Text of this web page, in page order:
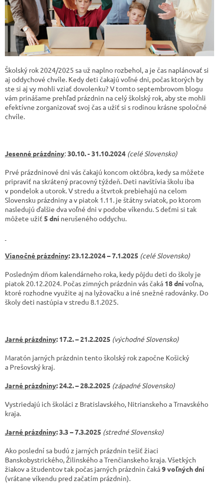
Školský rok 2024/2025 sa už naplno rozbehol, a je čas naplánovať si
aj oddychové chvíle. Kedy deti čakajú voľné dni, počas ktorých by
ste si aj vy mohli vziať dovolenku? V tomto septembrovom blogu
vám prinášame prehľad prázdnin na celý školský rok, aby ste mohli
efektívne zorganizovať svoj čas a užiť si s rodinou krásne spoločné
chvíle.
Jesenné prázdniny:30.10. - 31.10.2024 (celé Slovensko)
Prvé prázdninové dni vás čakajú koncom októbra, kedy sa môžete
pripraviť na skrátený pracovný týždeň. Deti navštívia školu iba
v pondelok a utorok. V stredu a štvrtok prebiehajú na celom
Slovensku prázdniny a v piatok 1.11. je štátny sviatok, po ktorom
nasledujú ďalšie dva voľné dni v podobe víkendu. S deťmi si tak
môžete užiť 5 dní nerušeného oddychu.
Vianočné prázdniny: 23.12.2024 – 7.1.2025 (celé Slovensko)
Posledným dňom kalendárneho roka, kedy pôjdu deti do školy je
piatok 20.12.2024. Počas zimných prázdnin vás čaká 18 dnívoľna,
ktoré rozhodne využite aj na lyžovačku a iné snežné radovánky. Do
školy deti nastúpia v stredu 8.1.2025.
Jarné prázdniny: 17.2. – 21.2.2025 (východné Slovensko)
Maratón jarných prázdnin tento školský rok započne Košický
a Prešovský kraj.
Jarné prázdniny: 24.2. – 28.2.2025 (západné Slovensko)
Vystriedajú ich školáci z Bratislavského, Nitrianskeho a Trnavského
kraja.
Jarné prázdniny: 3.3 – 7.3.2025 (stredné Slovensko)
Ako poslední sa budú z jarných prázdnin tešiť žiaci
Banskobystrického, Žilinského a Trenčianskeho kraja. Všetkých
žiakov a študentov tak počas jarných prázdnin čaká9voľných dní
(vrátane víkendu pred začatím prázdnin).